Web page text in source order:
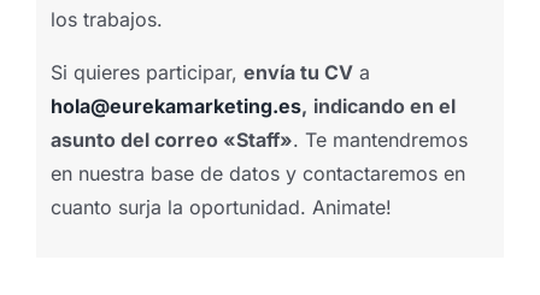
los trabajos.
Si quieres participar, envía tu CV a
hola@eurekamarketing.es, indicando en el
asunto del correo «Staff». Te mantendremos
en nuestra base de datos y contactaremos en
cuanto surja la oportunidad. Animate!